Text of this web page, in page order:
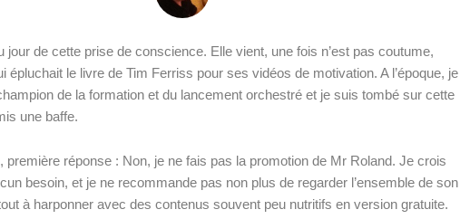
jour de cette prise de conscience. Elle vient, une fois n’est pas coutume,
épluchait le livre de Tim Ferriss pour ses vidéos de motivation. A l’époque, je
de la formation et du lancement orchestré et je suis tombé sur cette
une baffe.
première réponse : Non, je ne fais pas la promotion de Mr Roland. Je crois
besoin, et je ne recommande pas non plus de regarder l’ensemble de son
à harponner avec des contenus souvent peu nutritifs en version gratuite.